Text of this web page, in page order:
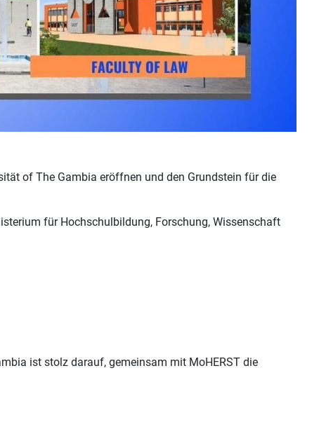
of The Gambia eröffnen und den Grundstein für die
für Hochschulbildung, Forschung, Wissenschaft
ist stolz darauf, gemeinsam mit MoHERST die